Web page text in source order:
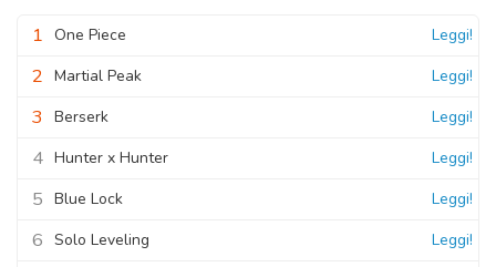
1 One Piece Leggi!
2 Martial Peak Leggi!
3 Berserk Leggi!
4 Hunter x Hunter Leggi!
5 Blue Lock Leggi!
6 Solo Leveling Leggi!